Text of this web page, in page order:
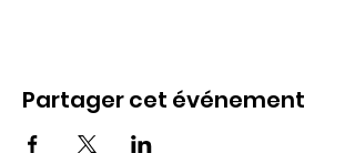
Partager cet événement